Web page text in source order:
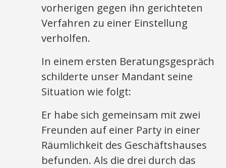
vorherigen gegen ihn gerichteten
Verfahren zu einer Einstellung
verholfen.
In einem ersten Beratungsgespräch
schilderte unser Mandant seine
Situation wie folgt:
Er habe sich gemeinsam mit zwei
Freunden auf einer Party in einer
Räumlichkeit des Geschäftshauses
befunden. Als die drei durch das